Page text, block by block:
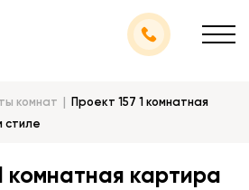
комнат
Проект 157 1 комнатная
стиле
комнатная картира